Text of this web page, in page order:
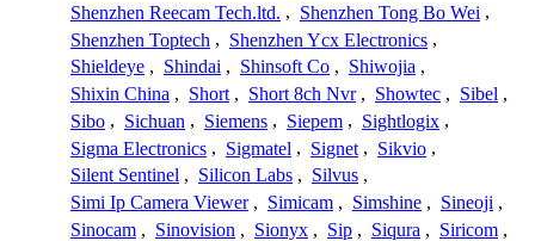
Shenzhen Reecam Tech.ltd. , Shenzhen Tong Bo Wei ,
Shenzhen Toptech , Shenzhen Ycx Electronics ,
Shieldeye , Shindai , Shinsoft Co , Shiwojia ,
Shixin China , Short , Short 8ch Nvr , Showtec , Sibel ,
Sibo , Sichuan , Siemens , Siepem , Sightlogix ,
Sigma Electronics , Sigmatel , Signet , Sikvio ,
Silent Sentinel , Silicon Labs , Silvus ,
Simi Ip Camera Viewer , Simicam , Simshine , Sineoji ,
Sinocam , Sinovision , Sionyx , Sip , Siqura , Siricom ,